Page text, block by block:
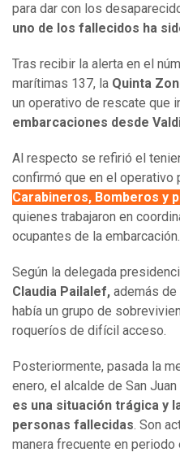
para dar con los
uno de los fallecidos ha
Tras recibir la alerta en el
marítimas 137, la Quinta
un operativo de rescate que
embarcaciones desde
Al respecto se refirió el
confirmó que en el operativo
Carabineros, Bomberos y
quienes trabajaron en
ocupantes de la embarcación.
Según la delegada
Claudia Pailalef, además
había un grupo de
roqueríos de difícil acceso.
Posteriormente, pasada la
enero, el alcalde de San
es una situación trágica y
personas fallecidas. Son
manera frecuente en periodo